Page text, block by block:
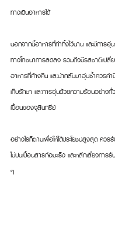
ทางเดินอาหารได้
นอกจากนี้อาหารที่ทำทิ้งไว้นาน และมีการอุ่
ทางโภชนาการลดลง รวมถึงมีรสชาติเปลี่ย
อาหารที่ค้างคืน และนำกลับมาอุ่นซ้ำควร
เก็บรักษา และการอุ่นด้วยความร้อนอย่าง
เปื้อนของจุลินทรีย์
อย่างไรก็ตามเพื่อให้ได้ประโยชน์สูงสุด ควร
ไม่ปนเปื้อนสารก่อมะเร็ง และหลีกเลี่ยงกา
ๆ